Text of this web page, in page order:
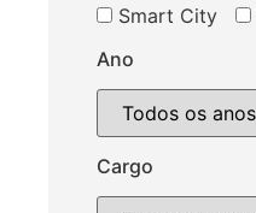
Smart City
Ano
Cargo